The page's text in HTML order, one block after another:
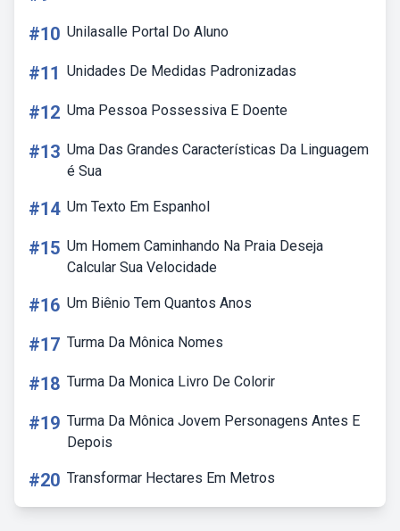
#10 Unilasalle Portal Do Aluno
#11 Unidades De Medidas Padronizadas
#12 Uma Pessoa Possessiva E Doente
#13 Uma Das Grandes Características Da Linguagem
é Sua
#14 Um Texto Em Espanhol
#15 Um Homem Caminhando Na Praia Deseja
Calcular Sua Velocidade
#16 Um Biênio Tem Quantos Anos
#17 Turma Da Mônica Nomes
#18 Turma Da Monica Livro De Colorir
#19 Turma Da Mônica Jovem Personagens Antes E
Depois
#20 Transformar Hectares Em Metros